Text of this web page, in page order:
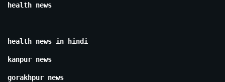
health news
health news in hindi
kanpur news
gorakhpur news